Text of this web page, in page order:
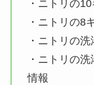
・ニトリの
・ニトリの8
・ニトリの
・ニトリの
情報